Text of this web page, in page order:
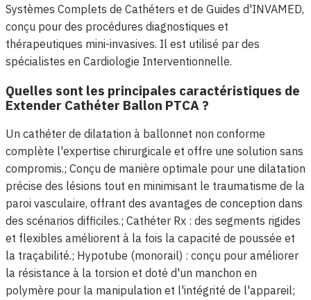
Systèmes Complets de Cathéters et de Guides d'INVAMED,
conçu pour des procédures diagnostiques et
thérapeutiques mini-invasives. Il est utilisé par des
spécialistes en Cardiologie Interventionnelle.
Quelles sont les principales caractéristiques de
Extender Cathéter Ballon PTCA ?
Un cathéter de dilatation à ballonnet non conforme
complète l'expertise chirurgicale et offre une solution sans
compromis.; Conçu de manière optimale pour une dilatation
précise des lésions tout en minimisant le traumatisme de la
paroi vasculaire, offrant des avantages de conception dans
des scénarios difficiles.; Cathéter Rx : des segments rigides
et flexibles améliorent à la fois la capacité de poussée et
la traçabilité.; Hypotube (monorail) : conçu pour améliorer
la résistance à la torsion et doté d'un manchon en
polymère pour la manipulation et l'intégrité de l'appareil;